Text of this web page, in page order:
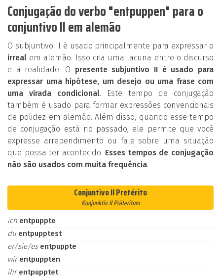
Conjugação do verbo "entpuppen" para o
conjuntivo II em alemão
O subjuntivo II é usado principalmente para expressar o
irreal em alemão. Isso cria uma lacuna entre o discurso
e a realidade. O presente subjuntivo II é usado para
expressar uma hipótese, um desejo ou uma frase com
uma virada condicional. Este tempo de conjugação
também é usado para formar expressões convencionais
de polidez em alemão. Além disso, quando esse tempo
de conjugação está no passado, ele permite que você
expresse arrependimento ou fale sobre uma situação
que possa ter acontecido. Esses tempos de conjugação
não são usados com muita frequência.
Conjuntivo II Pretérito
Konjunktiv II Präteritum
ich entpuppte
du entpupptest
er/sie/es entpuppte
wirentpuppten
ihrentpupptet